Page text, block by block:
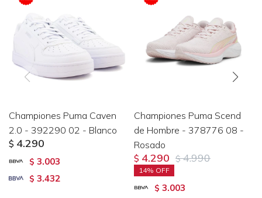
Championes Puma Caven
2.0 - 392290 02 - Blanco
$ 4.290
$ 3.003
$ 3.432
Championes Puma Scend
de Hombre - 378776 08 -
Rosado
$ 4.290 $ 4.990
14
$ 3.003